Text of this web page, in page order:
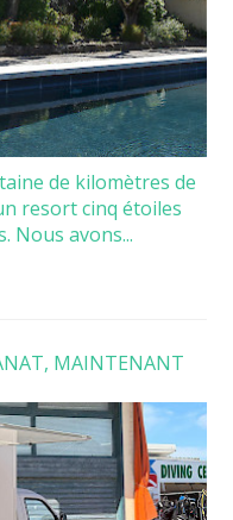
de kilomètres de
resort cinq étoiles
Nous avons...
MAINTENANT